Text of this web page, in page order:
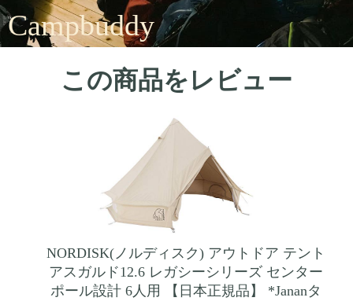
Campbuddy
この商品をレビュー
NORDISK(ノルディスク) アウトドア テント
アスガルド12.6 レガシーシリーズ センター
ポール設計 6人用 【日本正規品】 *Jananタ